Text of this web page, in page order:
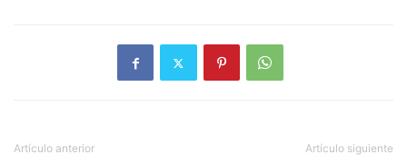
Artículo anterior Artículo siguiente